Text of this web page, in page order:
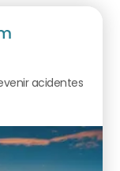
acidentes